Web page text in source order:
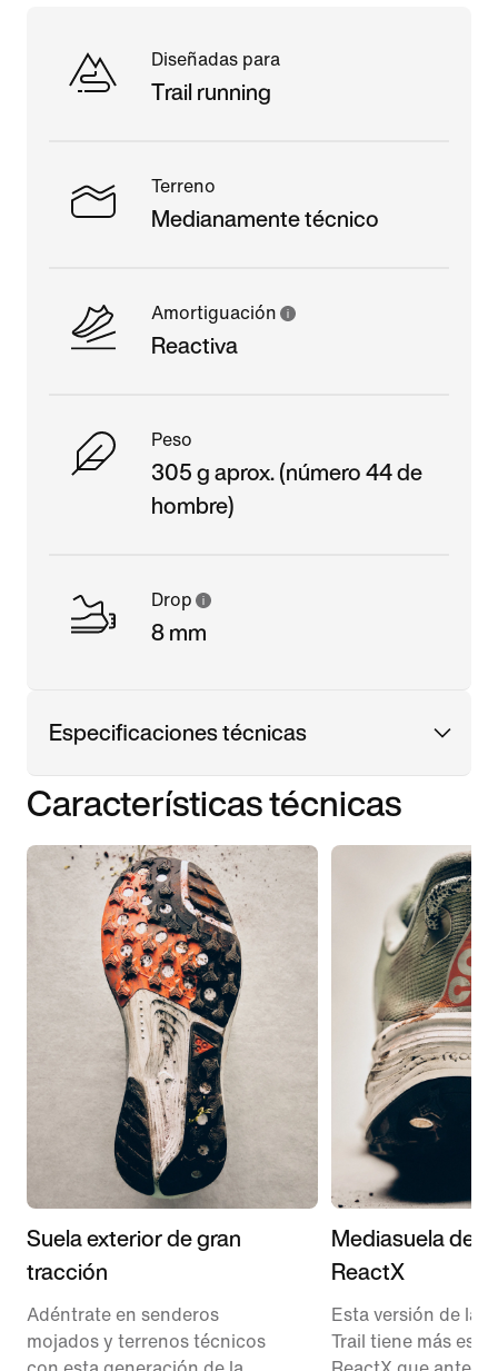
Diseñadas para
Trail running
Terreno
Medianamente técnico
Amortiguación
Reactiva
Peso
305 g aprox. (número 44 de
hombre)
Drop
8 mm
Especificaciones técnicas
Características técnicas
Suela exterior de gran
tracción
Adéntrate en senderos
mojados y terrenos técnicos
Mediasuela de
ReactX
Esta versión de las
Trail tiene más